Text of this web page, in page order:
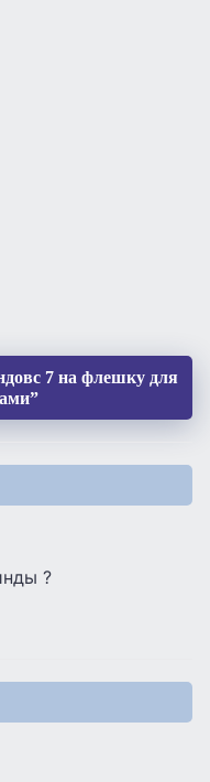
7 на флешку для
?